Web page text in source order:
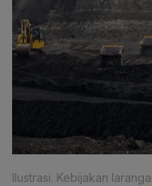
Ilustrasi. Kebijakan